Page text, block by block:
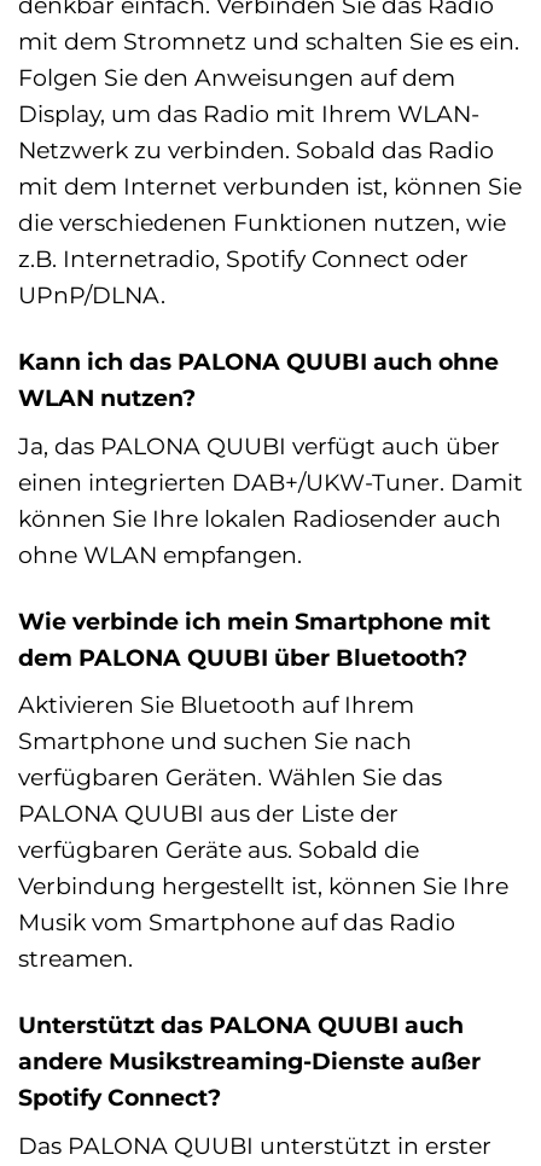
mit dem Stromnetz und schalten Sie es ein.
Folgen Sie den Anweisungen auf dem
Display, um das Radio mit Ihrem WLAN-
Netzwerk zu verbinden. Sobald das Radio
mit dem Internet verbunden ist, können Sie
die verschiedenen Funktionen nutzen, wie
z.B. Internetradio, Spotify Connect oder
UPnP/DLNA.
Kann ich das PALONA QUUBI auch ohne
WLAN nutzen?
Ja, das PALONA QUUBI verfügt auch über
einen integrierten DAB+/UKW-Tuner. Damit
können Sie Ihre lokalen Radiosender auch
ohne WLAN empfangen.
Wie verbinde ich mein Smartphone mit
dem PALONA QUUBI über Bluetooth?
Aktivieren Sie Bluetooth auf Ihrem
Smartphone und suchen Sie nach
verfügbaren Geräten. Wählen Sie das
PALONA QUUBI aus der Liste der
verfügbaren Geräte aus. Sobald die
Verbindung hergestellt ist, können Sie Ihre
Musik vom Smartphone auf das Radio
streamen.
Unterstützt das PALONA QUUBI auch
andere Musikstreaming-Dienste außer
Spotify Connect?
Das PALONA QUUBI unterstützt in erster